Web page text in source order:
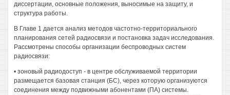
диссертации, основные положения, выносимые на защиту, и
структура работы.
В Главе 1 дается анализ методов частотно-территориального
планирования сетей радиосвязи и постановка задач исследования.
Рассмотрены способы организации беспроводных систем
радиосвязи:
• зоновый радиодоступ - в центре обслуживаемой территории
размещается базовая станция (БС), через которую организуются
соединения между подвижными абонентами (ПА) системы.